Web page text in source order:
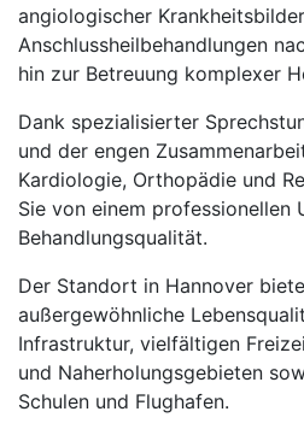
angiologischer
Anschlussheilbehandlungen
hin zur Betreuung komplexer
Dank spezialisierter
und der engen
Kardiologie, Orthopädie und
Sie von einem professionellen
Behandlungsqualität.
Der Standort in Hannover
außergewöhnliche
Infrastruktur, vielfältigen
und Naherholungsgebieten
Schulen und Flughafen.